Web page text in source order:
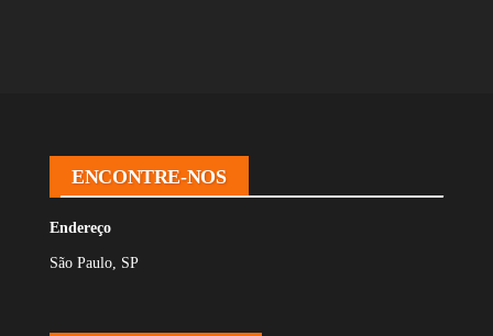
ENCONTRE-NOS
Endereço
São Paulo, SP